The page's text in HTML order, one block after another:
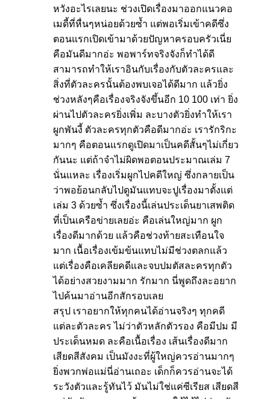
หวังอะไรเลยนะ ช่วงเปิดเรื่องมาออกแนวคอ
เมดี้ที่หื่นๆหน่อยด้วยซ้ำ แต่พอเริ่มเข้าคดีซึ่ง
ตอนแรกเปิดเข้ามาด้วยปัญหาครอบครัวเนี่ย
คือมันดีมากอ่ะ พอพาร์ทจริงจังก็ทำได้ดี
สามารถทำให้เราอินกับเรื่องกับตัวละครและ
สิ่งที่ตัวละครนั้นต้องพบเจอได้ดีมาก แล้วยิ่ง
ช่วงหลังๆคือเรื่องจริงจังขึ้นอีก 10 100 เท่า ยิ่ง
ผ่านไปตัวละครยิ่งเพิ่ม ละบางตัวยิ่งทำให้เรา
ผูกพันงี้ ตัวละครทุกตัวคือดีมากอ่ะ เรารักริกะ
มากๆ คือตอนแรกดูเปิดมาเป็นคดีสั้นๆไม่เกี่ยว
กันนะ แต่ถ้าจำไม่ผิดพอตอนประมาณเล่ม 7
นั่นแหละ เรื่องเริ่มผูกไปคดีใหญ่ ซึ่งกลายเป็น
ว่าพอย้อนกลับไปดูมันแทบจะปูเรื่องมาตั้งแต่
เล่ม 3 ด้วยซ้ำ ซึ่งเรื่องนี้เล่นประเด็นยาเสพติด
ที่เป็นเครือข่ายเลยอ่ะ คือเล่นใหญ่มาก ผูก
เรื่องดีมากด้วย แล้วคือช่วงท้ายสะเทือนใจ
มาก เนื้อเรื่องเข้มข้นแทบไม่มีช่วงตลกแล้ว
แต่เรื่องคือเคลียคดีและจบปมตัสละครทุกตัว
ได้อย่างสวยงามมาก รักมาก นี่พูดถึงละอยาก
ไปค้นมาอ่านอีกสักรอบเลย
สรุป เราอยากให้ทุกคนได้อ่านจริงๆ ทุกคดี
แต่ละตัวละคร ไม่ว่าตัวหลักตัวรอง คือมีปม มี
ประเด็นหมด ละคือเนื้อเรื่อง เส้นเรื่องดีมาก
เสียดสีสังคม เป็นมังงะที่ผู้ใหญ่ควรอ่านมากๆ
ยิ่งพวกพ่อแม่นี่อ่านเถอะ เด็กก็ควรอ่านจะได้
ระวังตัวและรู้ทันไว้ มันไม่ใช่แค่ซีเรียส เสียดสี